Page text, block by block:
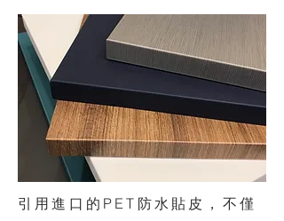
引用進口的PET防水貼皮，不僅